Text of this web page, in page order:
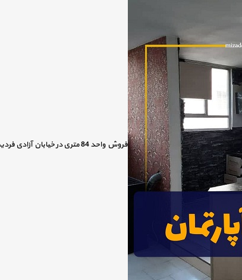
فروش واحد 84 متری در خیابان آزادی فردیس